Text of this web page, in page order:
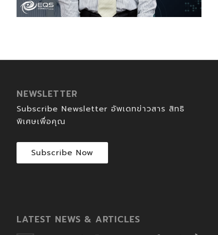
NEWSLETTER
Subscribe Newsletter อัพเดทข่าวสาร สิทธิ
พิเศษเพื่อคุณ
Subscribe Now
LATEST NEWS & ARTICLES